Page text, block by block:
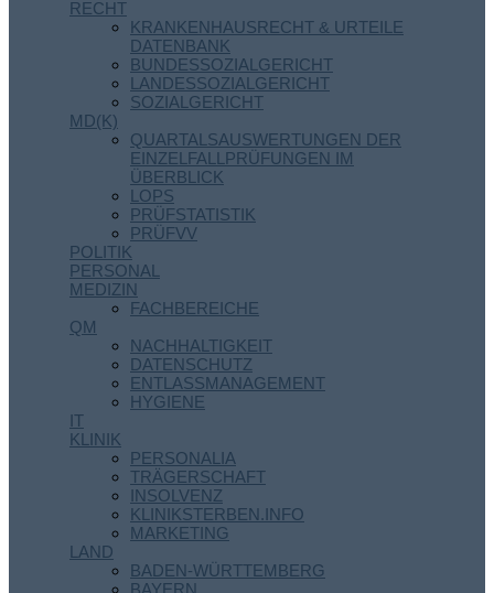
RECHT
KRANKENHAUSRECHT & URTEILE
DATENBANK
BUNDESSOZIALGERICHT
LANDESSOZIALGERICHT
SOZIALGERICHT
MD(K)
QUARTALSAUSWERTUNGEN DER
EINZELFALLPRÜFUNGEN IM
ÜBERBLICK
LOPS
PRÜFSTATISTIK
PRÜFVV
POLITIK
PERSONAL
MEDIZIN
FACHBEREICHE
QM
NACHHALTIGKEIT
DATENSCHUTZ
ENTLASSMANAGEMENT
HYGIENE
IT
KLINIK
PERSONALIA
TRÄGERSCHAFT
INSOLVENZ
KLINIKSTERBEN.INFO
MARKETING
LAND
BADEN-WÜRTTEMBERG
BAYERN